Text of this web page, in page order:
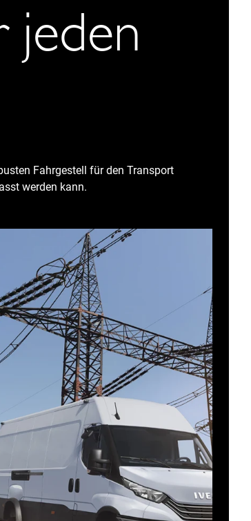
jeden
Fahrgestell für den Transport
werden kann.